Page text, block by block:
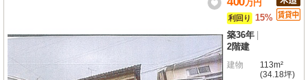
万円
利回り
15%
築36年
2階建
建物
113m²
(34.18坪)